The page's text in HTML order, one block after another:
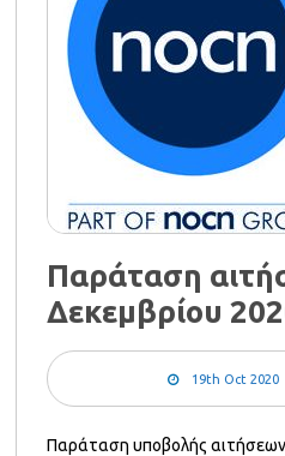
Παράταση
Δεκεμβρίου
19th Oct 2020
Παράταση υποβολής αιτήσεων